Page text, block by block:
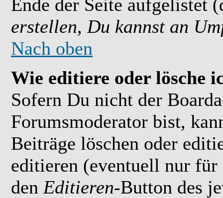
Ende der Seite aufgelistet
erstellen, Du kannst an
Nach oben
Wie editiere oder lösche
Sofern Du nicht der
Forumsmoderator bist,
Beiträge löschen oder
editieren (eventuell nur
den Editieren-Button des